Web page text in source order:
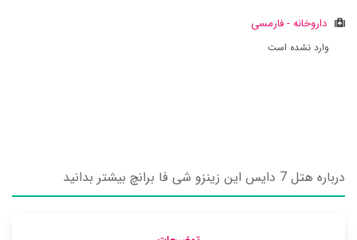
داروخانه - فارمسی
وارد نشده است
درباره هتل 7 دایس این زینزو شی فا برانچ بیشتر بدانید